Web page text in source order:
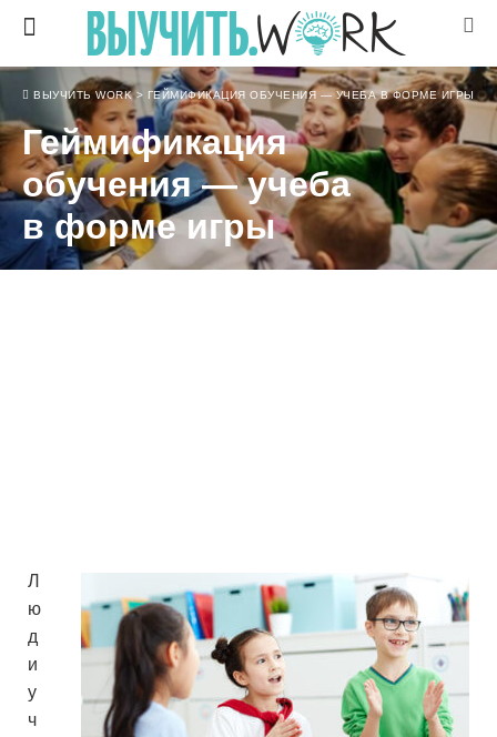
ВЫУЧИТЬ WORK> ГЕЙМИФИКАЦИЯ ОБУЧЕНИЯ — УЧЕБА В ФОРМЕ ИГРЫ
Геймификация
обучения — учеба
в форме игры
Л
ю
д
и
у
ч